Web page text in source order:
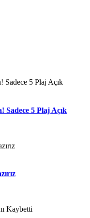
Sadece 5 Plaj Açık